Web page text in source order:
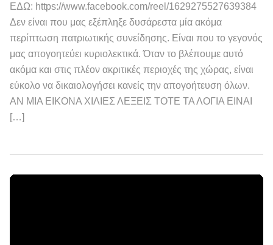
ΕΔΩ: https://www.facebook.com/reel/1629275527639384
Δεν είναι που μας εξέπληξε δυσάρεστα μία ακόμα
περίπτωση πατριωτικής συνείδησης. Είναι που το γεγονός
μας απογοητεύει κυριολεκτικά. Όταν το βλέπουμε αυτό
ακόμα και στις πλέον ακριτικές περιοχές της χώρας, είναι
εύκολο να δικαιολογήσει κανείς την απογοήτευση όλων.
ΑΝ ΜΙΑ ΕΙΚΟΝΑ ΧΙΛΙΕΣ ΛΕΞΕΙΣ ΤΟΤΕ ΤΑ ΛΟΓΙΑ ΕΙΝΑΙ
[…]